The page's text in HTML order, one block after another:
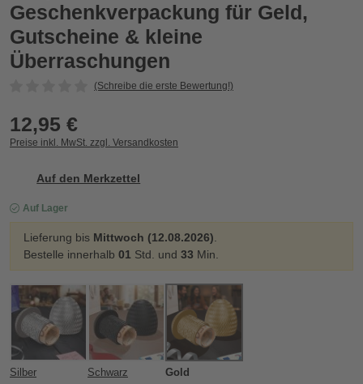
Geschenkverpackung für Geld,
Gutscheine & kleine
Überraschungen
(Schreibe die erste Bewertung!)
12,95 €
Preise inkl. MwSt. zzgl. Versandkosten
Auf den Merkzettel
Auf Lager
Lieferung bis Mittwoch (12.08.2026).
Bestelle innerhalb 01 Std. und 33 Min.
Silber Schwarz Gold